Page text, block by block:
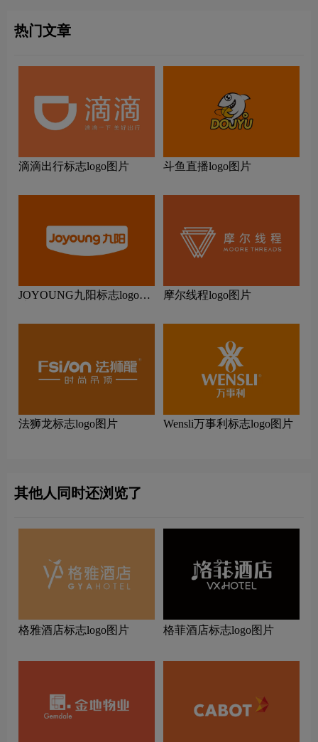
热门文章
滴滴出行标志logo图片 斗鱼直播logo图片
JOYOUNG九阳标志logo图
摩尔线程logo图片
法狮龙标志logo图片 Wensli万事利标志logo图片
其他人同时还浏览了
格雅酒店标志logo图片 格菲酒店标志logo图片